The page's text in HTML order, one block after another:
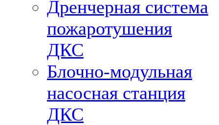
Дренчерная система
пожаротушения
ДКС
Блочно-модульная
насосная станция
ДКС